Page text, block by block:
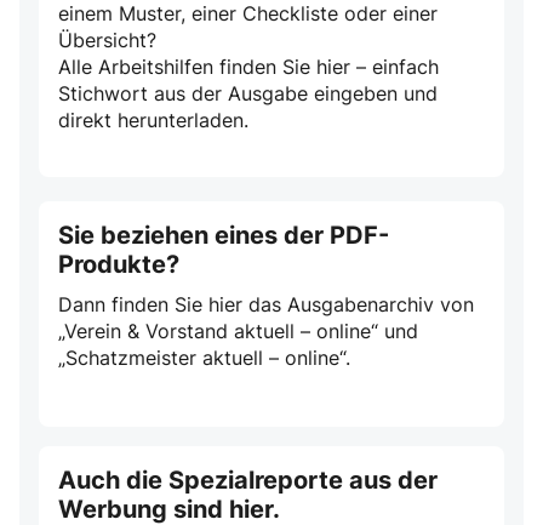
einem Muster, einer Checkliste oder einer
Übersicht?
Alle Arbeitshilfen finden Sie hier – einfach
Stichwort aus der Ausgabe eingeben und
direkt herunterladen.
Sie beziehen eines der PDF-
Produkte?
Dann finden Sie hier das Ausgabenarchiv von
„Verein & Vorstand aktuell – online“ und
„Schatzmeister aktuell – online“.
Auch die Spezialreporte aus der
Werbung sind hier.